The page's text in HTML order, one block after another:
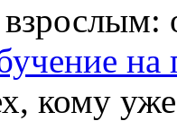
на
кому